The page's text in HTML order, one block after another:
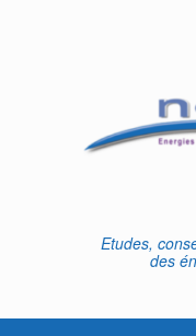
Etudes,
des